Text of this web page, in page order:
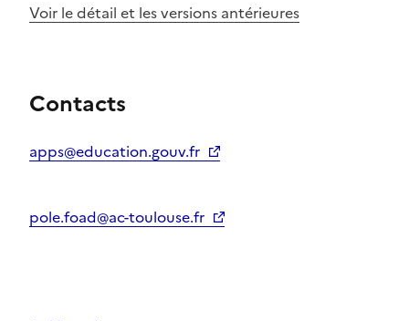
Voir le détail et les versions antérieures
Contacts
apps@education.gouv.fr
pole.foad@ac-toulouse.fr